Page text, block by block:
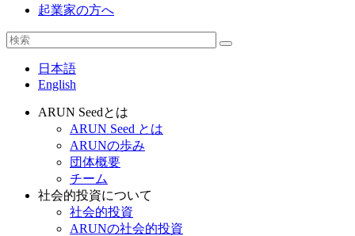
起業家の方へ
日本語
English
ARUN Seedとは
ARUN Seed とは
ARUNの歩み
団体概要
チーム
社会的投資について
社会的投資
ARUNの社会的投資